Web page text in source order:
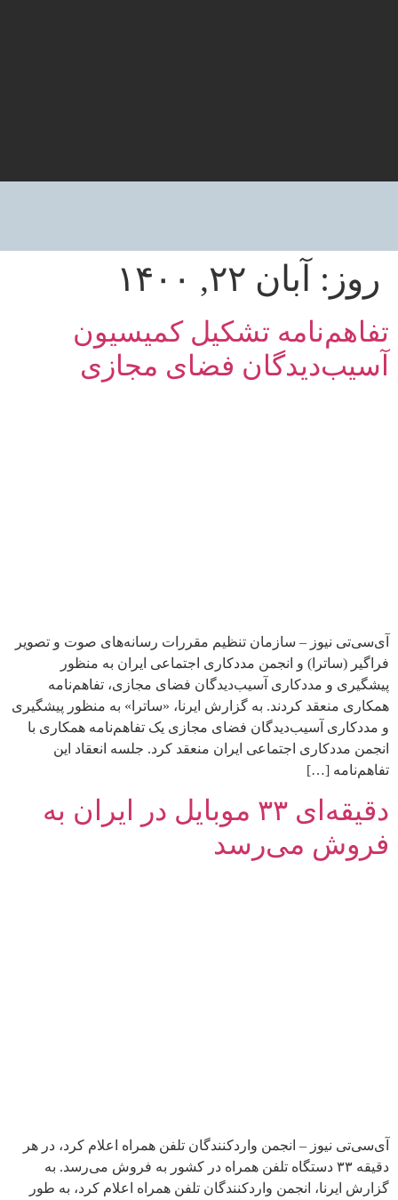
روز: آبان ۲۲, ۱۴۰۰
تفاهم‌نامه‌ تشکیل کمیسیون
آسیب‌دیدگان فضای مجازی
آی‌سی‌تی نیوز – سازمان تنظیم مقررات رسانه‌های صوت و تصویر
فراگیر (ساترا) و انجمن مددکاری اجتماعی ایران به منظور
پیشگیری و مددکاری آسیب‌دیدگان فضای مجازی، تفاهم‌نامه
همکاری منعقد کردند. به گزارش ایرنا، «ساترا» به منظور پیشگیری
و مددکاری آسیب‌دیدگان فضای مجازی یک تفاهم‌نامه همکاری با
انجمن مددکاری اجتماعی ایران منعقد کرد. جلسه انعقاد این
تفاهم‌نامه […]
دقیقه‌ای ۳۳ موبایل در ایران به
فروش می‌رسد
آی‌سی‌تی نیوز – انجمن واردکنندگان تلفن همراه اعلام کرد، در هر
دقیقه ۳۳ دستگاه تلفن همراه در کشور به فروش می‌رسد. به
گزارش ایرنا، انجمن واردکنندگان تلفن همراه اعلام کرد، به طور